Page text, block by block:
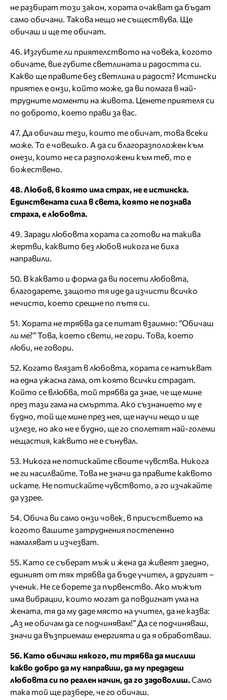
не разбират този закон, хората очакват да бъдат
само обичани. Такова нещо не съществува. Ще
обичаш и ще те обичат.
46. Изгубите ли приятелството на човека, когото
обичате, вие губите светлината и радостта си.
Какво ще правите без светлина и радост? Истински
приятел е онзи, който може, да ви помага в най-
трудните моменти на живота. Ценете приятеля си
по доброто, което прави за вас.
47. Да обичаш тези, които те обичат, това всеки
може. То е човешко. А да си благоразположен към
онези, които не са разположени към теб, то е
божествено.
48. Любов, в която има страх, не е истинска.
Единствената сила в света, която не познава
страха, е любовта.
49. Заради любовта хората са готови на такива
жертви, каквито без любов никога не биха
направили.
50. В каквато и форма да ви посети любовта,
благодарете, защото тя иде да изчисти всичко
нечисто, което срещне по пътя си.
51. Хората не трябва да се питат взаимно: “Обичаш
ли ме?” Това, което свети, не гори. Това, което
люби, не говори.
52. Когато влязат в любовта, хората се натъкват
на една ужасна гама, от която всички страдат.
Който се влюбва, той трябва да знае, че ще мине
през тази гама на смъртта. Ако съзнанието му е
будно, той ще мине през нея, ще научи нещо и ще
излезе, но ако не е будно, ще го сполетят най-големи
нещастия, каквито не е сънувал.
53. Никога не потискайте своите чувства. Никога
не ги насилвайте. Това не значи да правите каквото
искате. Не потискайте чувството, а го изчакайте
да узрее.
54. Обича ви само онзи човек, в присъствието на
когото вашите затруднения постепенно
намаляват и изчезват.
55. Като се съберат мъж и жена да живеят заедно,
единият от тях трябва да бъде учител, а другият –
ученик. Не се борете за първенство. Ако мъжът
има вибрации, които могат да повдигнат ума на
жената, тя да му даде място на учител, да не казва:
„Аз не обичам да се подчинявам!” Да се подчиняваш,
значи да възприемаш енергията и да я обработваш.
56. Като обичаш някого, ти трябва да мислиш
какво добро да му направиш, да му предадеш
любовта си по реален начин, да го задоволиш. Само
така той ще разбере, че го обичаш.